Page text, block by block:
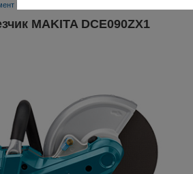
Макита
MAKITA DCE090ZX1